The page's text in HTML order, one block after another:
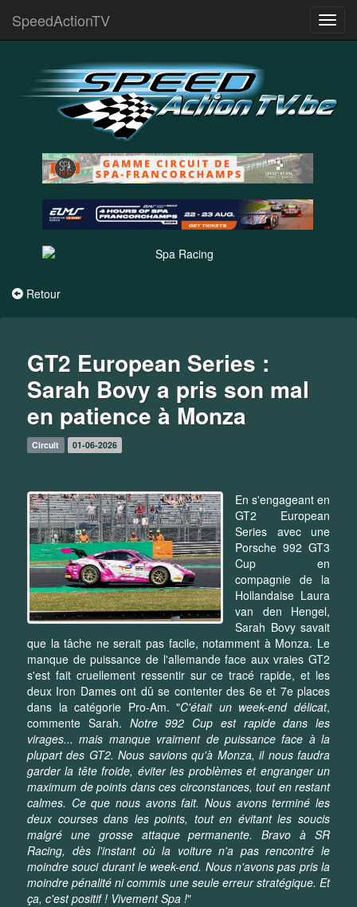
SpeedActionTV
Retour
GT2 European Series :
Sarah Bovy a pris son mal
en patience à Monza
Circuit 01-06-2026
En s'engageant en
GT2 European
Series avec une
Porsche 992 GT3
Cup en
compagnie de la
Hollandaise Laura
van den Hengel,
Sarah Bovy savait
que la tâche ne serait pas facile, notamment à Monza. Le
manque de puissance de l'allemande face aux vraies GT2
s'est fait cruellement ressentir sur ce tracé rapide, et les
deux Iron Dames ont dû se contenter des 6e et 7e places
dans la catégorie Pro-Am. "C'était un week-end délicat,
commente Sarah. Notre 992 Cup est rapide dans les
virages... mais manque vraiment de puissance face à la
plupart des GT2. Nous savions qu'à Monza, il nous faudra
garder la tête froide, éviter les problèmes et engranger un
maximum de points dans ces circonstances, tout en restant
calmes. Ce que nous avons fait. Nous avons terminé les
deux courses dans les points, tout en évitant les soucis
malgré une grosse attaque permanente. Bravo à SR
Racing, dès l'instant où la voiture n'a pas rencontré le
moindre souci durant le week-end. Nous n'avons pas pris la
moindre pénalité ni commis une seule erreur stratégique. Et
ça, c'est positif ! Vivement Spa !"